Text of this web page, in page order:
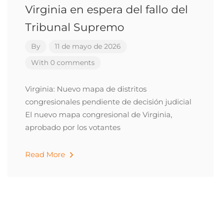
Virginia en espera del fallo del
Tribunal Supremo
By
11 de mayo de 2026
With 0 comments
Virginia: Nuevo mapa de distritos
congresionales pendiente de decisión judicial
El nuevo mapa congresional de Virginia,
aprobado por los votantes
Read More